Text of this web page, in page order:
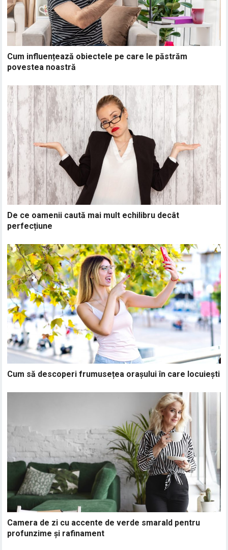
Cum influențează obiectele pe care le păstrăm
povestea noastră
De ce oamenii caută mai mult echilibru decât
perfecțiune
Cum să descoperi frumusețea orașului în care locuiești
Camera de zi cu accente de verde smarald pentru
profunzime și rafinament